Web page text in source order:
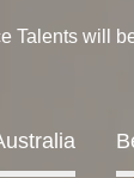
Talents will